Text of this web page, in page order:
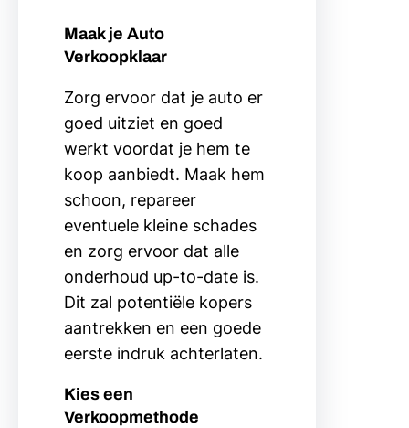
Maak je Auto
Verkoopklaar
Zorg ervoor dat je auto er
goed uitziet en goed
werkt voordat je hem te
koop aanbiedt. Maak hem
schoon, repareer
eventuele kleine schades
en zorg ervoor dat alle
onderhoud up-to-date is.
Dit zal potentiële kopers
aantrekken en een goede
eerste indruk achterlaten.
Kies een
Verkoopmethode